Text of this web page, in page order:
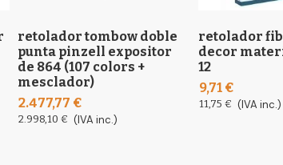
retolador tombow doble
punta pinzell expositor
de 864 (107 colors +
mesclador)
2.477,77 €
2.998,10 € (IVA inc.)
retolador
decor
12
9,71 €
11,75 € (IVA inc.)